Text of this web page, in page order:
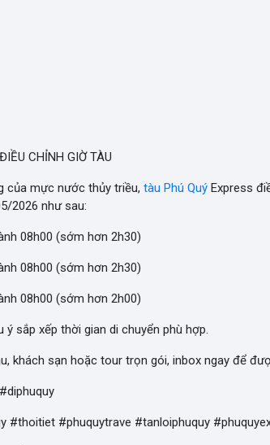
CHỈNH GIỜ TÀU
của mực nước thủy triều, tàu Phú Quý Express
2026 như sau:
08h00 (sớm hơn 2h30)
08h00 (sớm hơn 2h30)
08h00 (sớm hơn 2h00)
ý sắp xếp thời gian di chuyển phù hợp.
khách sạn hoặc tour trọn gói, inbox ngay để
#thoitiet #phuquytrave #tanloiphuquy